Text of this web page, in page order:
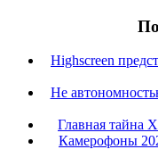
Highscreen
Не
Главная тайна
Камерофоны